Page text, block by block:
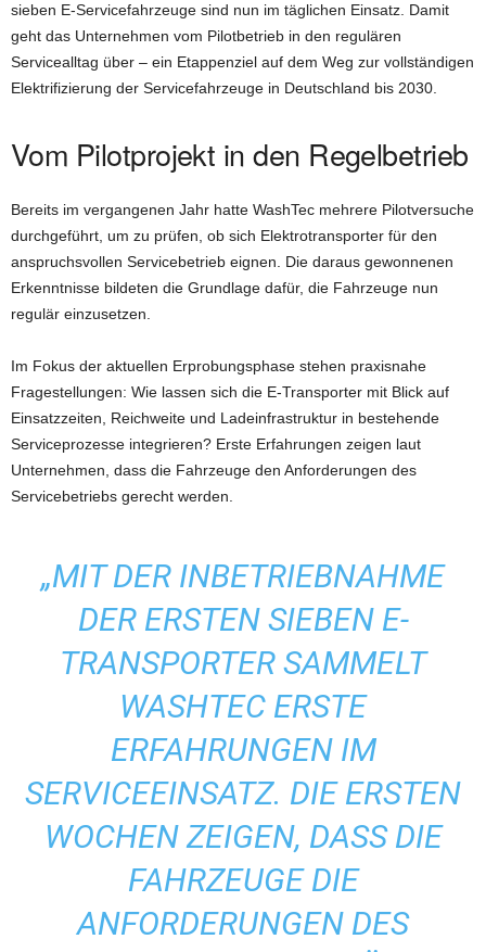
sieben E-Servicefahrzeuge sind nun im täglichen Einsatz. Damit
geht das Unternehmen vom Pilotbetrieb in den regulären
Servicealltag über – ein Etappenziel auf dem Weg zur vollständigen
Elektrifizierung der Servicefahrzeuge in Deutschland bis 2030.
Vom Pilotprojekt in den Regelbetrieb
Bereits im vergangenen Jahr hatte WashTec mehrere Pilotversuche
durchgeführt, um zu prüfen, ob sich Elektrotransporter für den
anspruchsvollen Servicebetrieb eignen. Die daraus gewonnenen
Erkenntnisse bildeten die Grundlage dafür, die Fahrzeuge nun
regulär einzusetzen.
Im Fokus der aktuellen Erprobungsphase stehen praxisnahe
Fragestellungen: Wie lassen sich die E-Transporter mit Blick auf
Einsatzzeiten, Reichweite und Ladeinfrastruktur in bestehende
Serviceprozesse integrieren? Erste Erfahrungen zeigen laut
Unternehmen, dass die Fahrzeuge den Anforderungen des
Servicebetriebs gerecht werden.
„MIT DER INBETRIEBNAHME
DER ERSTEN SIEBEN E-
TRANSPORTER SAMMELT
WASHTEC ERSTE
ERFAHRUNGEN IM
SERVICEEINSATZ. DIE ERSTEN
WOCHEN ZEIGEN, DASS DIE
FAHRZEUGE DIE
ANFORDERUNGEN DES